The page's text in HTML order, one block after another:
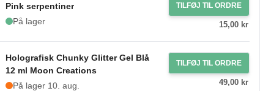
Pink serpentiner
På lager
TILFØJ TIL ORDRE
15,00 kr
Holografisk Chunky Glitter Gel Blå
12 ml Moon Creations
På lager 10. aug.
TILFØJ TIL ORDRE
49,00 kr